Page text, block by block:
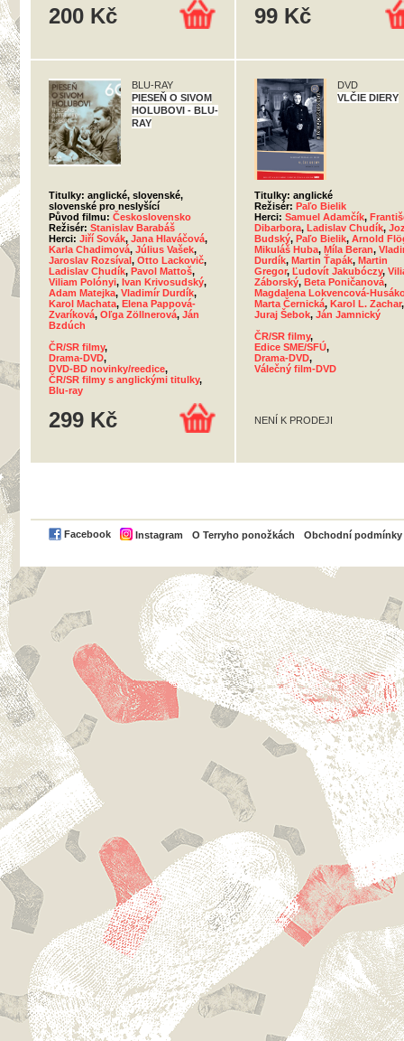
200 Kč 99 Kč
BLU-RAY
PIESEŇ O SIVOM
HOLUBOVI - BLU-
RAY
Titulky: anglické, slovenské,
slovenské pro neslyšící
Původ filmu: Československo
Režisér: Stanislav Barabáš
Herci: Jiří Sovák, Jana Hlaváčová,
Karla Chadimová, Július Vašek,
Jaroslav Rozsíval, Otto Lackovič,
Ladislav Chudík, Pavol Mattoš,
Viliam Polónyi, Ivan Krivosudský,
Adam Matejka, Vladimír Durdík,
Karol Machata, Elena Pappová-
Zvaríková, Oľga Zöllnerová, Ján
Bzdúch
ČR/SR filmy,
Drama-DVD,
DVD-BD novinky/reedice,
ČR/SR filmy s anglickými titulky,
Blu-ray
299 Kč
DVD
VLČIE DIERY
Titulky: anglické
Režisér: Paľo Bielik
Herci: Samuel Adamčík,
Dibarbora, Ladislav Chudík,
Budský, Paľo Bielik, Arnold
Mikuláš Huba, Míla Beran,
Durdík, Martin Ťapák, Martin
Gregor, Ľudovít Jakubóczy,
Záborský, Beta Poničanová,
Magdalena Lokvencová-
Marta Černická, Karol L. Zachar,
Juraj Šebok, Ján Jamnický
ČR/SR filmy,
Edice SME/SFÚ,
Drama-DVD,
Válečný film-DVD
NENÍ K PRODEJI
Facebook Instagram O Terryho ponožkách Obchodní podmínky
PayPal